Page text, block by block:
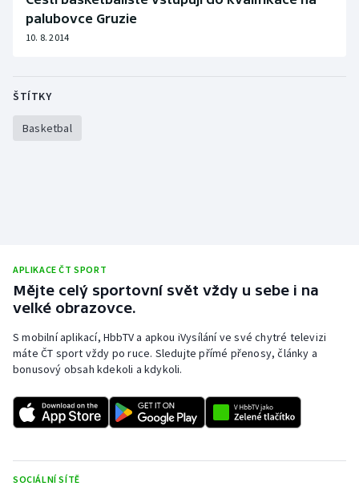
palubovce Gruzie
10. 8. 2014
ŠTÍTKY
Basketbal
APLIKACE ČT SPORT
Mějte celý sportovní svět vždy u sebe i na
velké obrazovce.
S mobilní aplikací, HbbTV a apkou iVysílání ve své chytré televizi
máte ČT sport vždy po ruce. Sledujte přímé přenosy, články a
bonusový obsah kdekoli a kdykoli.
SOCIÁLNÍ SÍTĚ